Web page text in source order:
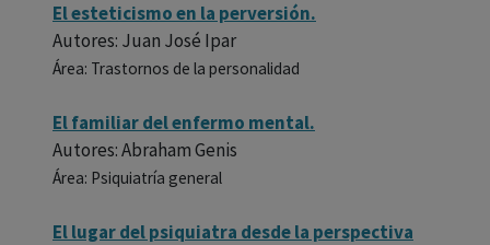
El esteticismo en la perversión.
Autores: Juan José Ipar
Área: Trastornos de la personalidad
El familiar del enfermo mental.
Autores: Abraham Genis
Área: Psiquiatría general
El lugar del psiquiatra desde la perspectiva